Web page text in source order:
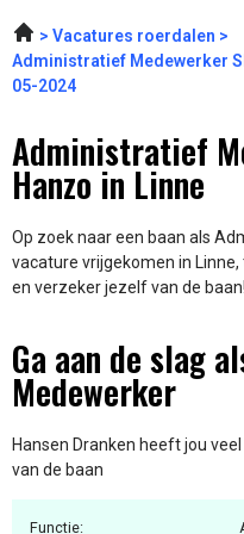
Vacatures roerdalen
Administratief Medewerker
05-2024
Administratief
Hanzo in Linne
Op zoek naar een baan als
vacature vrijgekomen in
en verzeker jezelf van de baan!
Ga aan de slag
Medewerker
Hansen Dranken heeft jou
van de baan
Functie: